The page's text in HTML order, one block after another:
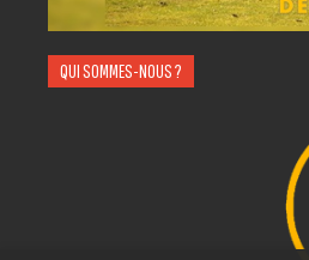
QUI SOMMES-NOUS ?